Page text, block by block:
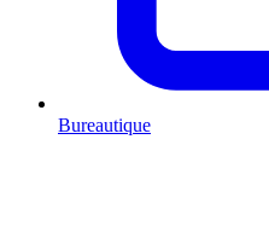
Bureautique